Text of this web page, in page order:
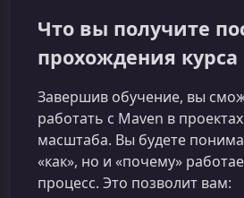
Что вы получите
прохождения курса
Завершив обучение, вы
работать с Maven в
масштаба. Вы будете
«как», но и «почему»
процесс. Это позволит вам: